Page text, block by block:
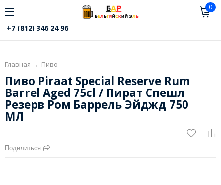
0
+7 (812) 346 24 96
Главная → Пиво
Пиво Piraat Special Reserve Rum
Barrel Aged 75cl / Пират Спешл
Резерв Ром Баррель Эйджд 750
МЛ
Поделиться